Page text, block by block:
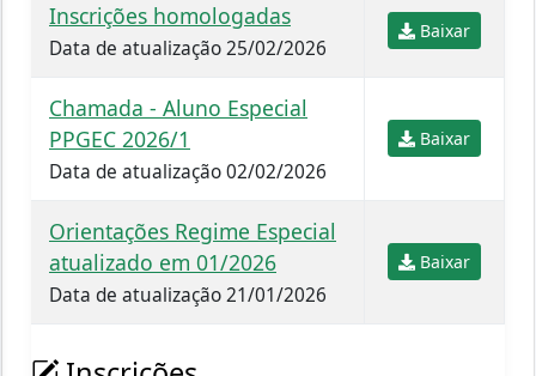
Inscrições homologadas
Data de atualização 25/02/2026
Baixar
Chamada - Aluno Especial
PPGEC 2026/1
Data de atualização 02/02/2026
Baixar
Orientações Regime Especial
atualizado em 01/2026
Data de atualização 21/01/2026
Baixar